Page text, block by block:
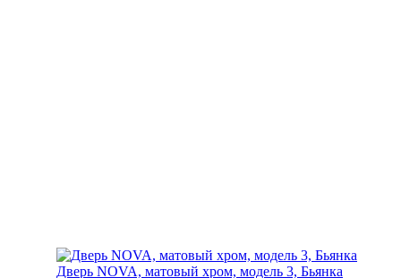
Дверь NOVA, матовый хром, модель 3, Бьянка